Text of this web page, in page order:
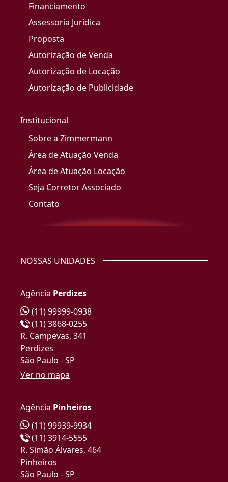
Financiamento
Assessoria Jurídica
Proposta
Autorização de Venda
Autorização de Locação
Autorização de Publicidade
Institucional
Sobre a Zimmermann
Área de Atuação Venda
Área de Atuação Locação
Seja Corretor Associado
Contato
NOSSAS UNIDADES
Agência Perdizes
(11) 99999-0938
(11) 3868-0255
R. Campevas, 341
Perdizes
São Paulo - SP
Ver no mapa
Agência Pinheiros
(11) 99939-9934
(11) 3914-5555
R. Simão Álvares, 464
Pinheiros
São Paulo - SP